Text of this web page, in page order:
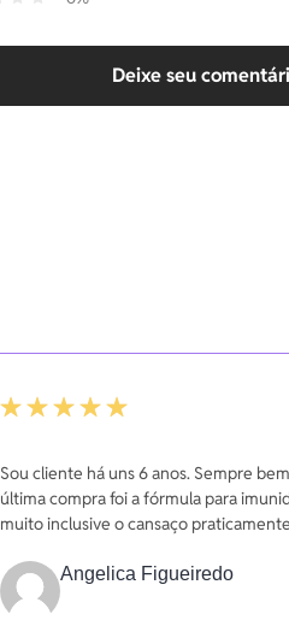
Deixe seu
Sou cliente há uns 6 anos. Sempre
última compra foi a fórmula para
muito inclusive o cansaço
Angelica Figueiredo